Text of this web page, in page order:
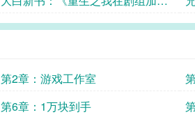
拍戏》
第2章：游戏工作室
第6章：1万块到手